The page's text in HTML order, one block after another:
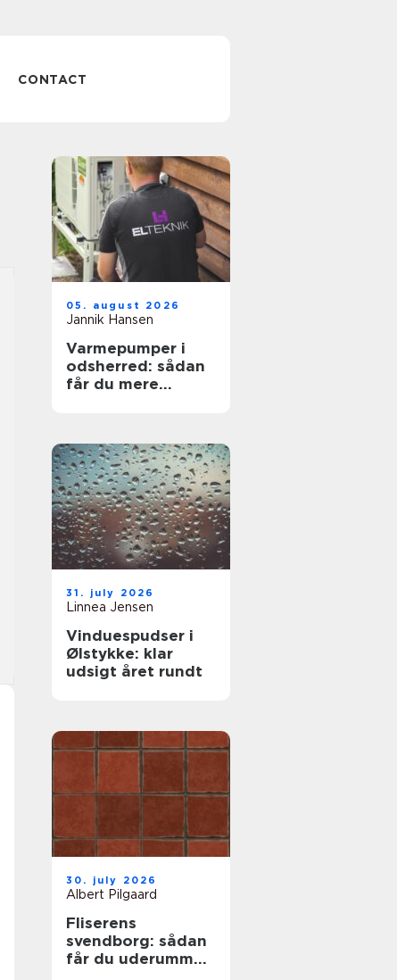
CONTACT
05. august 2026
Jannik Hansen
Varmepumper i
odsherred: sådan
får du mere
31. july 2026
Linnea Jensen
Vinduespudser i
Ølstykke: klar
udsigt året rundt
30. july 2026
Albert Pilgaard
Fliserens
svendborg: sådan
får du uderummet